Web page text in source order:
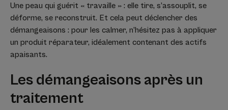
Une peau qui guérit « travaille » : elle tire, s’assouplit, se
déforme, se reconstruit. Et cela peut déclencher des
démangeaisons : pour les calmer, n’hésitez pas à appliquer
un produit réparateur, idéalement contenant des actifs
apaisants.
Les démangeaisons après un
traitement